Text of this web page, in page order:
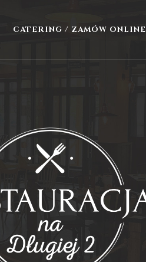
CATERING / ZAMÓW ONLINE